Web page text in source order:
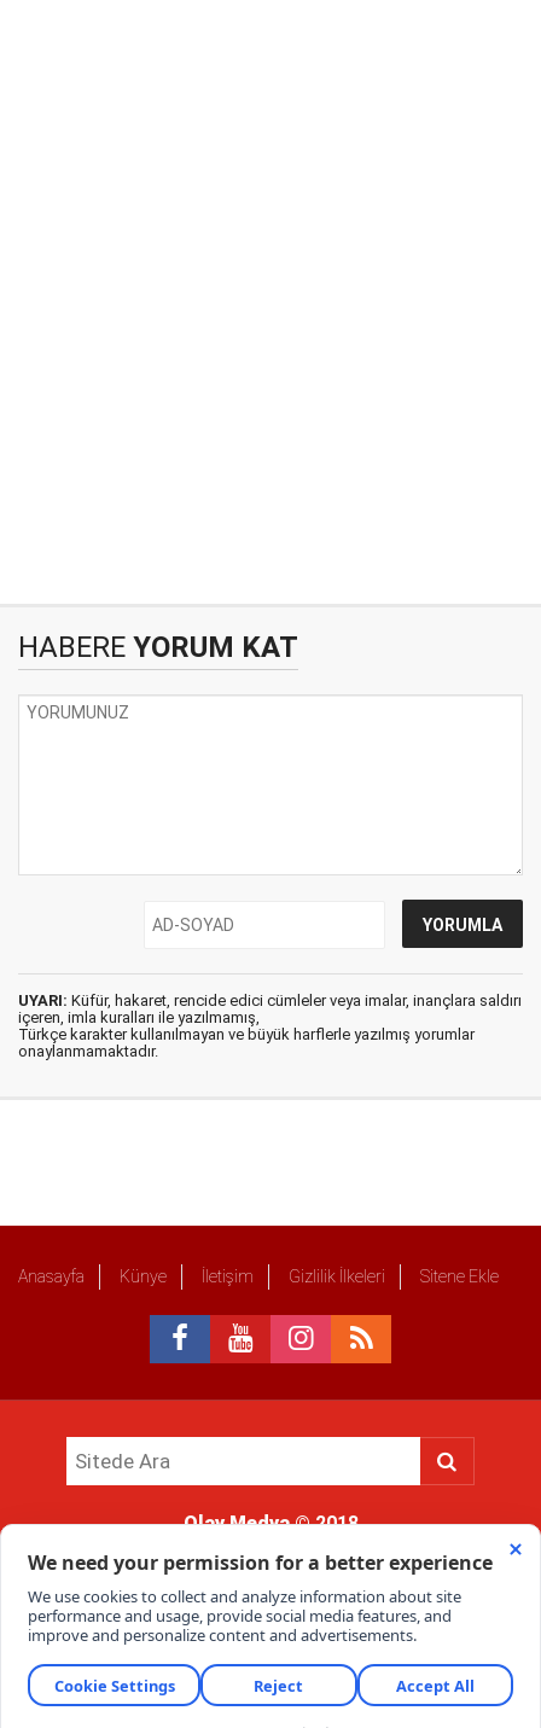
HABERE YORUM KAT
UYARI: Küfür, hakaret, rencide edici cümleler veya imalar, inançlara saldırı
içeren, imla kuralları ile yazılmamış,
Türkçe karakter kullanılmayan ve büyük harflerle yazılmış yorumlar
onaylanmamaktadır.
Anasayfa Künye İletişim Gizlilik İlkeleri Sitene Ekle
Olay Medya© 2018
kullanımı hukuki yaptırıma tabidir.
Haber Portalı Yazılımı